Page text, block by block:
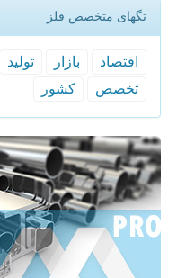
تگهای متخصص فلز
اقتصاد بازار تولید
تخصص
كشور